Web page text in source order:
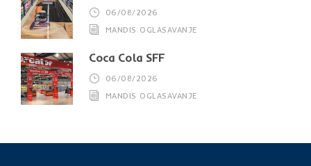
06/08/2026
MANDIS OGLASAVANJE
Coca Cola SFF
06/08/2026
MANDIS OGLASAVANJE